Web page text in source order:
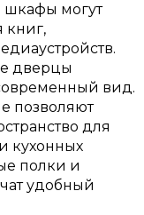
шкафы могут
книг,
дверцы
вид.
позволяют
для
кухонных
полки и
удобный